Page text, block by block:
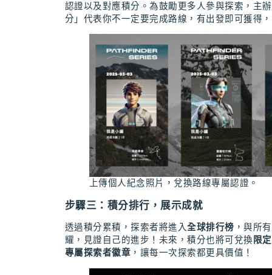
認證以及對應積分。為鼓勵更多人參與探索，主
分」代表你不一定要完成路線，有出發即可獲得
上傳個人紀念照片，兌換路線專屬認證。
步驟三：積分排行，展示成就
透過積分累積，探索者將進入全球排行榜 ，與所
耀，見證自己的進步！未來，積分也將可兌換 限
專屬探索者徽章 ，讓每一次探索都更具價值！